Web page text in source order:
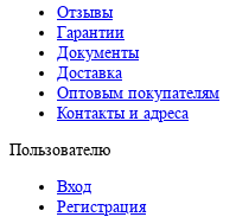
Отзывы
Гарантии
Документы
Доставка
Оптовым покупателям
Контакты и адреса
Пользователю
Вход
Регистрация